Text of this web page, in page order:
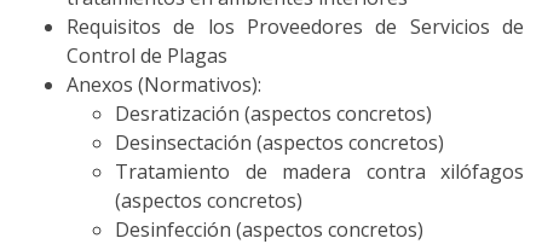
Requisitos de los Proveedores de Servicios de
Control de Plagas
Anexos (Normativos):
Desratización (aspectos concretos)
Desinsectación (aspectos concretos)
Tratamiento de madera contra xilófagos
(aspectos concretos)
Desinfección (aspectos concretos)